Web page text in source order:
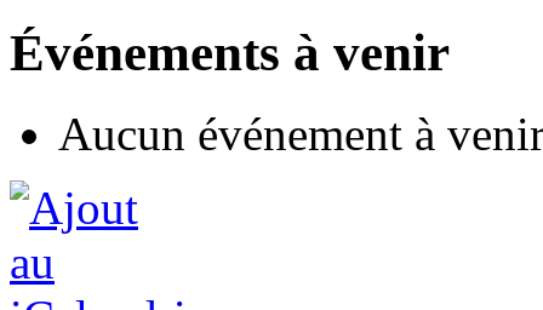
Événements à venir
Aucun événement à